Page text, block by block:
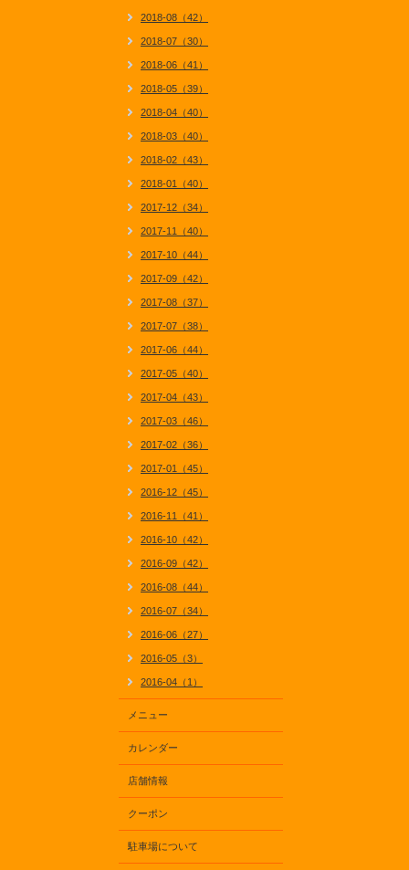
2018-08（42）
2018-07（30）
2018-06（41）
2018-05（39）
2018-04（40）
2018-03（40）
2018-02（43）
2018-01（40）
2017-12（34）
2017-11（40）
2017-10（44）
2017-09（42）
2017-08（37）
2017-07（38）
2017-06（44）
2017-05（40）
2017-04（43）
2017-03（46）
2017-02（36）
2017-01（45）
2016-12（45）
2016-11（41）
2016-10（42）
2016-09（42）
2016-08（44）
2016-07（34）
2016-06（27）
2016-05（3）
2016-04（1）
メニュー
カレンダー
店舗情報
クーポン
駐車場について